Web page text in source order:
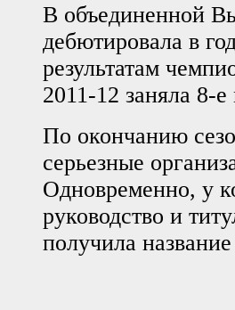
В объединенной
дебютировала в
результатам
2011-12 заняла 8-е
По окончанию
серьезные
Одновременно, у
руководство и
получила